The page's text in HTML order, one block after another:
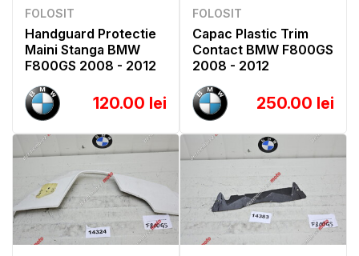
FOLOSIT
Handguard Protectie
Maini Stanga BMW
F800GS 2008 - 2012
120.00 lei
FOLOSIT
Capac Plastic Trim
Contact BMW F800GS
2008 - 2012
250.00 lei